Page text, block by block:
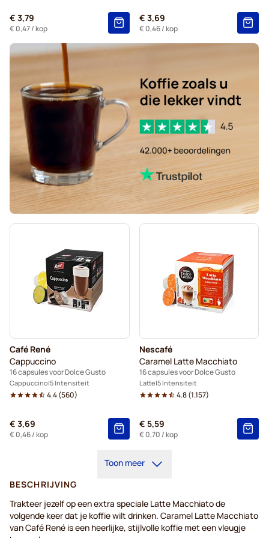
Kaffekapslen-koffiecapsules voor Dolce Gusto
Starbucks® Grande-koffiecapsules voor Dolce Gusto
€ 3,79
€ 0,47/ kop
€ 3,69
€ 0,46/ kop
Café René
Cappuccino
16 capsules voor Dolce Gusto
Cappuccino 5 Intensiteit
4.4(560)
€ 3,69
€ 0,46/ kop
Nescafé
Caramel Latte Macchiato
16 capsules voor Dolce Gusto
Latte 5 Intensiteit
4.8(1.157)
€ 5,59
€ 0,70 / kop
Toon meer
BESCHRIJVING
Trakteer jezelf op een extra speciale Latte Macchiato de
volgende keer dat je koffie wilt drinken. Caramel Latte Macchiato
van Café René is een heerlijke, stijlvolle koffie met een vleugje